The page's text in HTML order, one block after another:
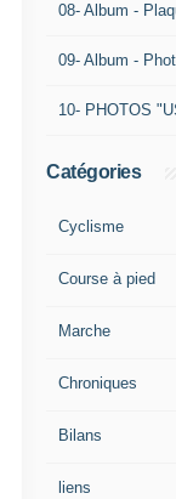
08- Album -
09- Album -
10- PHOTOS
Catégories
Cyclisme
Course à pied
Marche
Chroniques
Bilans
liens